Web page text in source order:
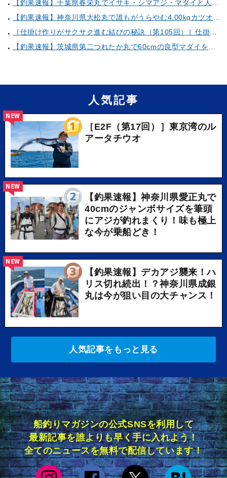
人気記事
［E2F（第17回）］東京湾のル
アータチウオ
NEW
【釣果速報】神奈川県愛正丸で
40cmのジャンボサイズを筆頭
にアジが釣れまくり！味も極上
な今が乗船どき！
NEW
【釣果速報】デカアジ襲来！ハ
リス切れ続出！？神奈川県成銀
丸は今が狙い目の大チャンス！
NEW
人気記事をもっと見る
船釣りマガジンの公式SNSを利用して
最新記事を誰よりも早く手に入れよう！
全てのニュースを無料で配信しています！